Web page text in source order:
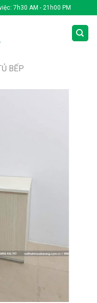
7h30 AM - 21h00 PM
BẾP